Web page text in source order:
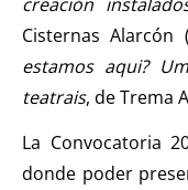
Cisternas Alarcón
estamos aqui?
teatrais, de Trema
La Convocatoria
donde poder